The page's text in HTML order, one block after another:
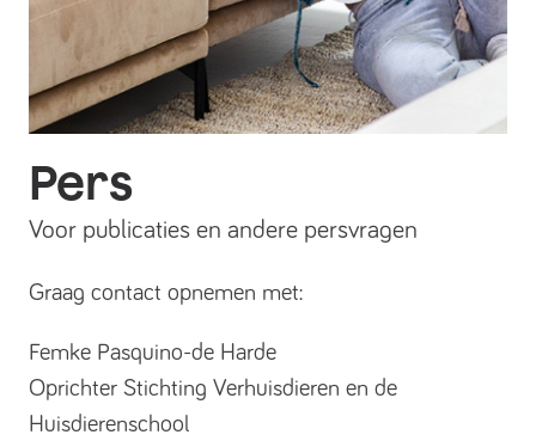
Pers
Voor publicaties en andere persvragen
Graag contact opnemen met:
Femke Pasquino-de Harde
Oprichter Stichting Verhuisdieren en de
Huisdierenschool